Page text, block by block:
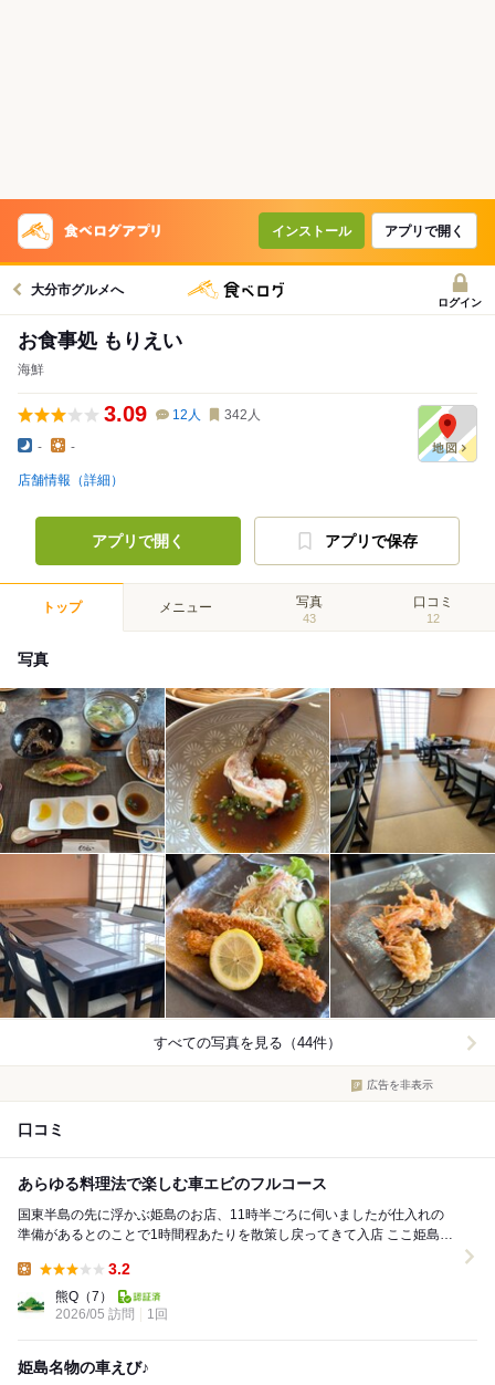
インストール アプリで開く
大分市グルメへ
ログイン
お食事処 もりえい
海鮮
3.09 12 人 342 人
- -
店舗情報（詳細）
アプリで開く アプリで保存
トップ メニュー 写真
43
口コミ
12
写真
すべての写真を見る（44件）
広告を非表示
口コミ
あらゆる料理法で楽しむ車エビのフルコース
国東半島の先に浮かぶ姫島のお店、11時半ごろに伺いましたが仕入れの
準備があるとのことで1時間程あたりを散策し戻ってきて入店 ここ姫島は
3.2
熊Q （7）
2026/05 訪問
1回
姫島名物の車えび♪